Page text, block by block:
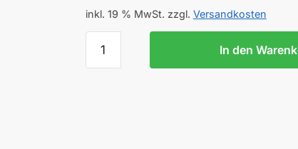
inkl. 19 % MwSt. zzgl. Versandkosten
MOTORRADHELM
In den